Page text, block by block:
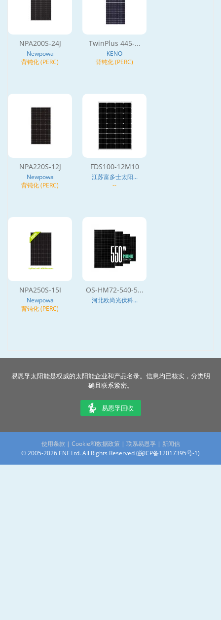
NPA200S-24J
Newpowa
背钝化 (PERC)
TwinPlus 445-...
KENO
背钝化 (PERC)
NPA220S-12J
Newpowa
背钝化 (PERC)
FDS100-12M10
江苏富多士太阳...
--
NPA250S-15I
Newpowa
背钝化 (PERC)
OS-HM72-540-5...
河北欧尚光伏科...
--
易恩孚太阳能是权威的太阳能企业和产品名录。信息均已核实，分类明
确且联系紧密。
易恩孚回收
使用条款 | Cookie和数据政策| 联系易恩孚 | 新闻信
© 2005-2026 ENF Ltd. All Rights Reserved (皖ICP备12017395号-1)